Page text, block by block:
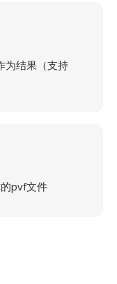
为结果（支持
pvf文件